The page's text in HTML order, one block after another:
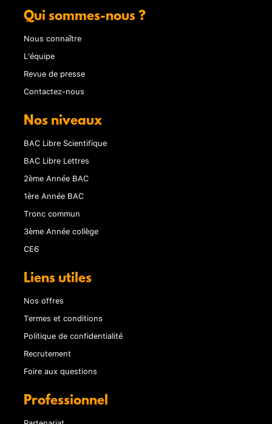
Qui sommes-nous ?
Nous connaître
L'équipe
Revue de presse
Contactez-nous
Nos niveaux
BAC Libre Scientifique
BAC Libre Lettres
2ème Année BAC
1ère Année BAC
Tronc commun
3ème Année collège
CE6
Liens utiles
Nos offres
Termes et conditions
Politique de confidentialité
Recrutement
Foire aux questions
Professionnel